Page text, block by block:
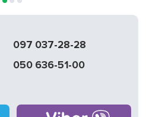
097 037-28-28
050 636-51-00